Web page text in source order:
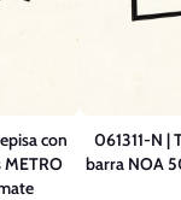
con
METRO
061311-N |
barra NOA